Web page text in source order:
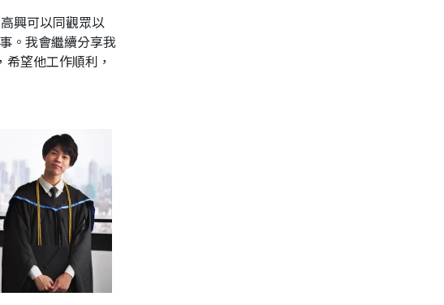
興可以同觀眾以
。我會繼續分享我
望他工作順利，